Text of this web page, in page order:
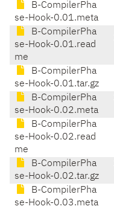
B-CompilerPha
se-Hook-0.01.meta
B-CompilerPha
se-Hook-0.01.read
me
B-CompilerPha
se-Hook-0.01.tar.gz
B-CompilerPha
se-Hook-0.02.meta
B-CompilerPha
se-Hook-0.02.read
me
B-CompilerPha
se-Hook-0.02.tar.gz
B-CompilerPha
se-Hook-0.03.meta